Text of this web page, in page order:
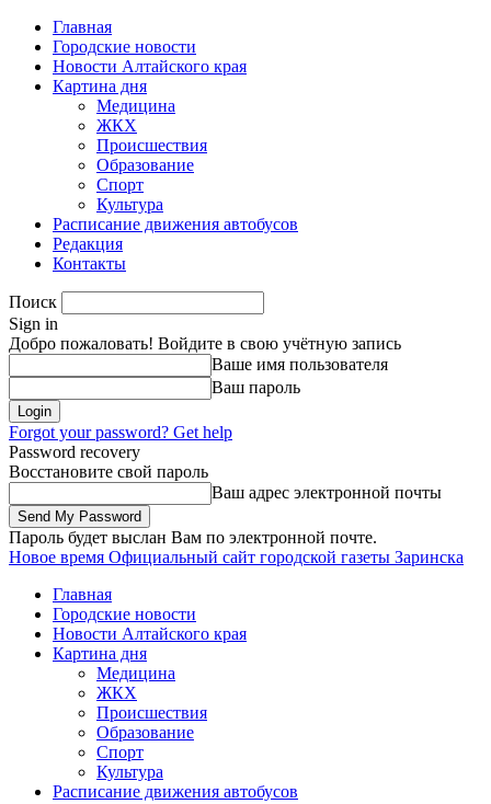
Главная
Городские новости
Новости Алтайского края
Картина дня
Медицина
ЖКХ
Происшествия
Образование
Спорт
Культура
Расписание движения автобусов
Редакция
Контакты
Поиск
Sign in
Добро пожаловать! Войдите в свою учётную запись
Ваше имя пользователя
Ваш пароль
Forgot your password? Get help
Password recovery
Восстановите свой пароль
Ваш адрес электронной почты
Пароль будет выслан Вам по электронной почте.
Новое время Официальный сайт городской газеты Заринска
Главная
Городские новости
Новости Алтайского края
Картина дня
Медицина
ЖКХ
Происшествия
Образование
Спорт
Культура
Расписание движения автобусов